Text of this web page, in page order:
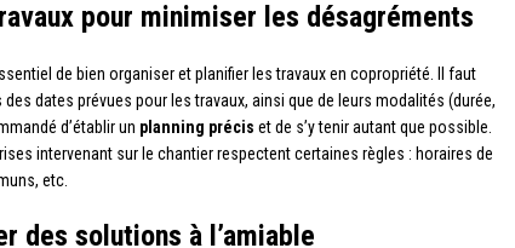
pour minimiser les désagréments
de bien organiser et planifier les travaux en copropriété. Il faut
dates prévues pour les travaux, ainsi que de leurs modalités (durée,
d’établir un planning précis et de s’y tenir autant que possible.
intervenant sur le chantier respectent certaines règles : horaires de
etc.
des solutions à l’amiable